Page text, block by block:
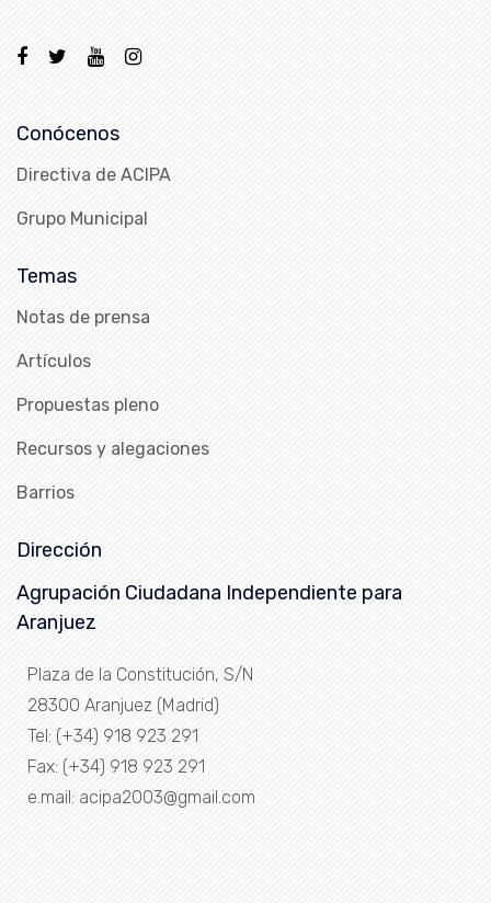
Conócenos
Directiva de ACIPA
Grupo Municipal
Temas
Notas de prensa
Artículos
Propuestas pleno
Recursos y alegaciones
Barrios
Dirección
Agrupación Ciudadana Independiente para
Aranjuez
Plaza de la Constitución, S/N
28300 Aranjuez (Madrid)
Tel: (+34) 918 923 291
Fax: (+34) 918 923 291
e.mail: acipa2003@gmail.com